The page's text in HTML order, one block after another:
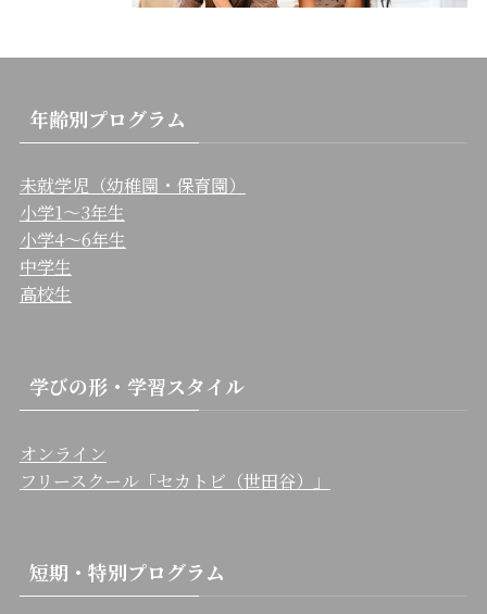
年齢別プログラム
未就学児（幼稚園・保育園）
小学1〜3年生
小学4〜6年生
中学生
高校生
学びの形・学習スタイル
オンライン
フリースクール「セカトビ（世田谷）」
短期・特別プログラム